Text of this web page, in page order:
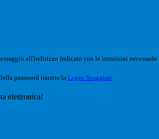
all'indirizzo indicato con le istruzioni necessarie.
password tramite la Login Spaggiari
elettronica!